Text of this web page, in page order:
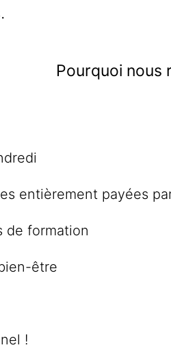
Pourquoi nous
entièrement payées
de formation
être
!